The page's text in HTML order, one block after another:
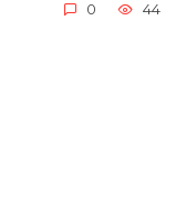
0 44